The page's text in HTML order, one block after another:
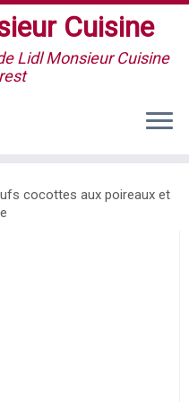
Cuisine
Lidl Monsieur Cuisine
cocottes aux poireaux et